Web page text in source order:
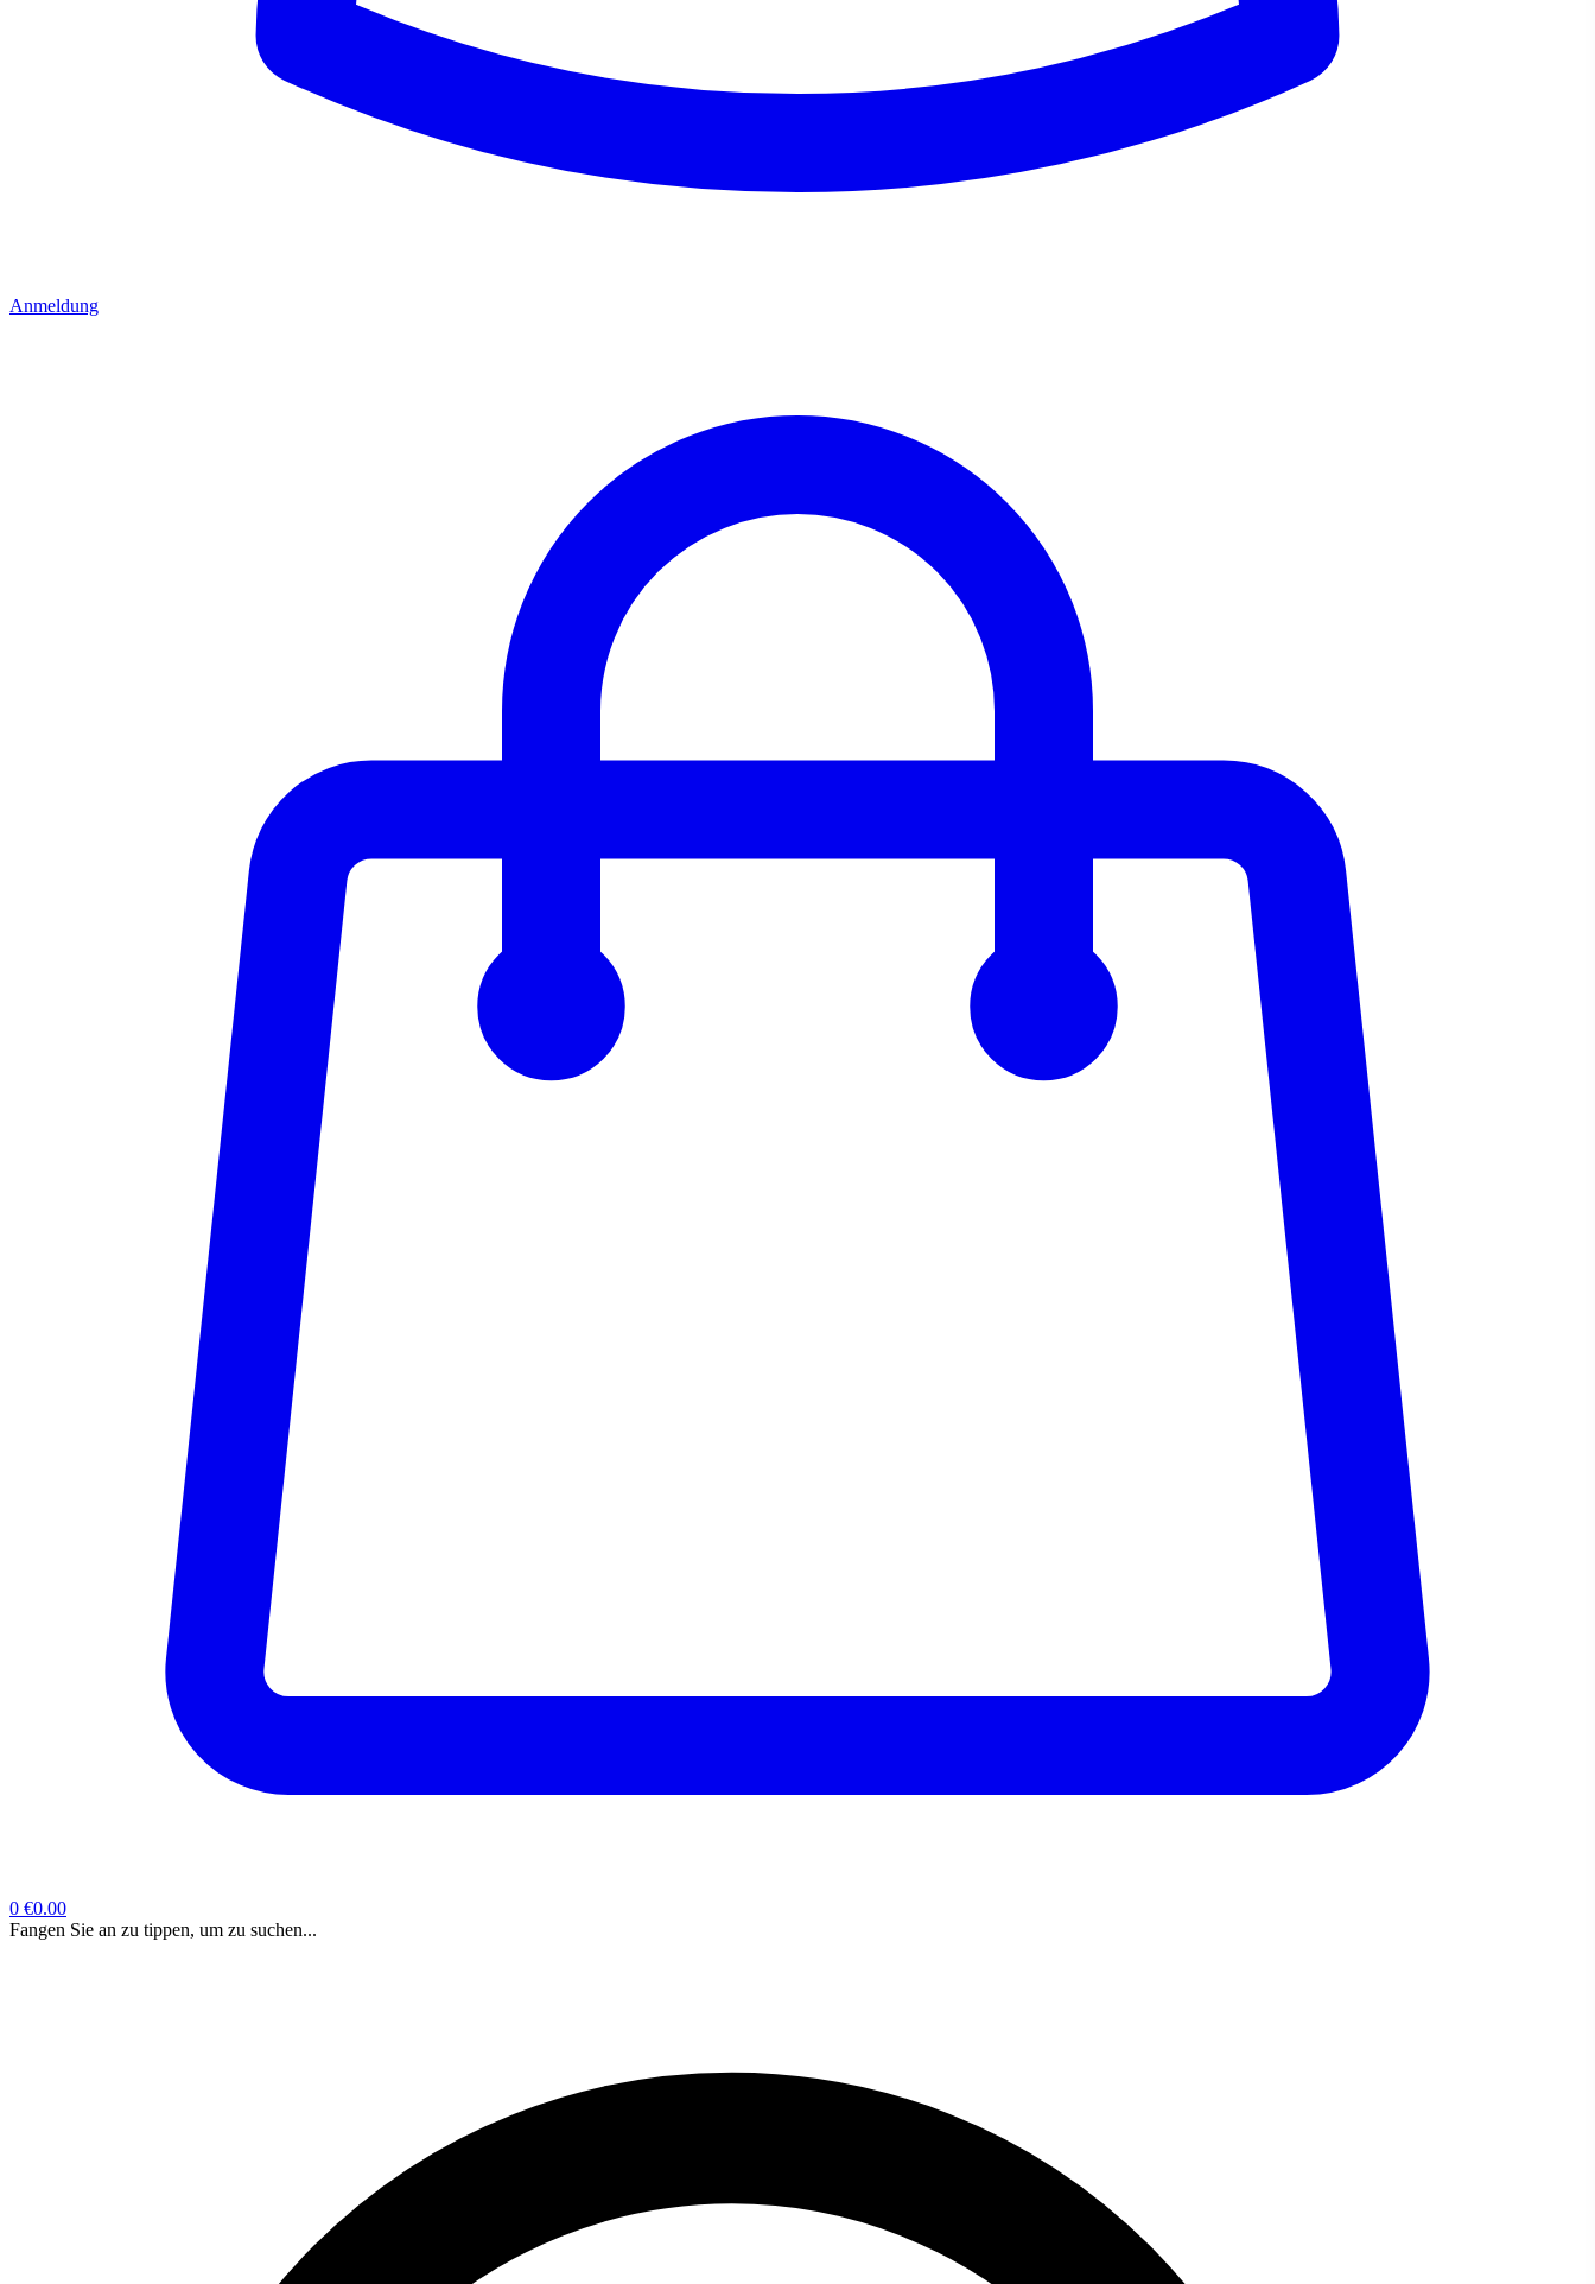
Anmeldung
0 €0.00
Fangen Sie an zu tippen, um zu suchen...